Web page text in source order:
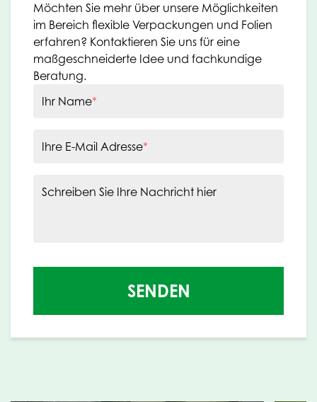
Möchten Sie mehr über unsere Möglichkeiten
im Bereich flexible Verpackungen und Folien
erfahren? Kontaktieren Sie uns für eine
maßgeschneiderte Idee und fachkundige
Beratung.
Ihr Name*
Ihre E-Mail Adresse*
Schreiben Sie Ihre Nachricht hier
SENDEN